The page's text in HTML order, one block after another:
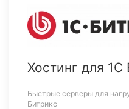
Хостинг для 1С
Быстрые серверы для
Битрикс